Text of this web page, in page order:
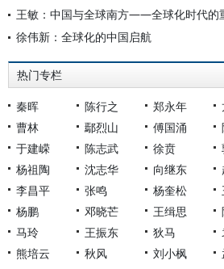
王敏：中国与全球南方——全球化时代的
徐伟新：全球化的中国启航
热门专栏
秦晖 陈行之 郑永年
曹林
鄢烈山 傅国涌
于建嵘
陈志武 徐贲
杨祖陶
沈志华 向继东
李昌平
张鸣 杨奎松
杨鹏
邓晓芒 王缉思
马玲
王振东 狄马
熊培云
秋风 刘小枫